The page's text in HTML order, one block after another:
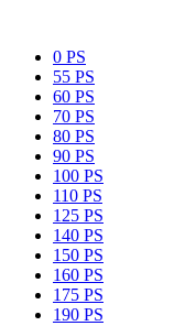
0 PS
55 PS
60 PS
70 PS
80 PS
90 PS
100 PS
110 PS
125 PS
140 PS
150 PS
160 PS
175 PS
190 PS